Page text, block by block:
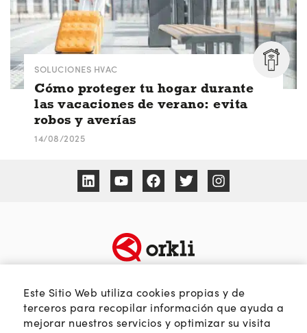
SOLUCIONES HVAC
Cómo proteger tu hogar durante
las vacaciones de verano: evita
robos y averías
14/08/2025
TEMÁTICAS
Calidad del aire
Passivhaus
SOBRE ORKLI
Quienes somos
Web Orkli
Este Sitio Web utiliza cookies propias y de
terceros para recopilar información que ayuda a
mejorar nuestros servicios y optimizar su visita